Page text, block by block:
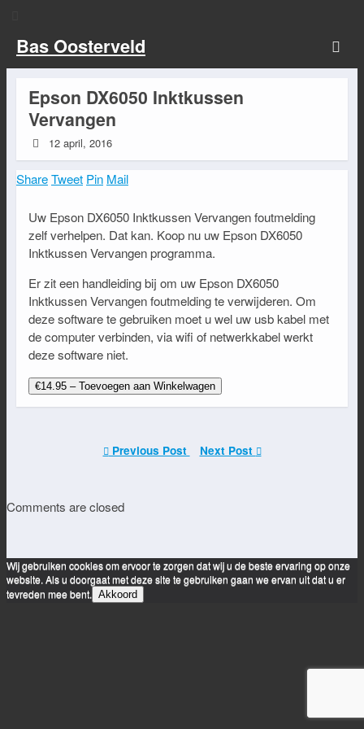
Bas Oosterveld
Epson DX6050 Inktkussen
Vervangen
12 april, 2016
ShareTweet Pin Mail
Uw Epson DX6050 Inktkussen Vervangen foutmelding
zelf verhelpen. Dat kan. Koop nu uw Epson DX6050
Inktkussen Vervangen programma.
Er zit een handleiding bij om uw Epson DX6050
Inktkussen Vervangen foutmelding te verwijderen. Om
deze software te gebruiken moet u wel uw usb kabel met
de computer verbinden, via wifi of netwerkkabel werkt
deze software niet.
€14.95 – Toevoegen aan Winkelwagen
Previous Post Next Post
Comments are closed
Wij gebruiken cookies om ervoor te zorgen dat wij u de beste ervaring op onze
website. Als u doorgaat met deze site te gebruiken gaan we ervan uit dat u er
tevreden mee bent. Akkoord